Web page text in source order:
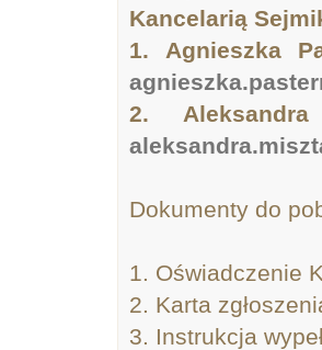
Kancelarią
1. Agnieszka
2.
Dokumenty do
1. Oświadczenie
2. Karta
3. Instrukcja